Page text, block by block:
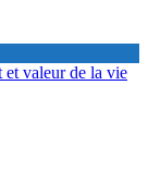
et valeur de la vie